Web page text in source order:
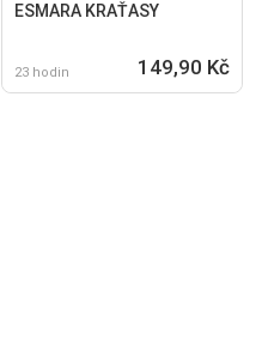
ESMARA KRAŤASY
23 hodin 149,90 Kč